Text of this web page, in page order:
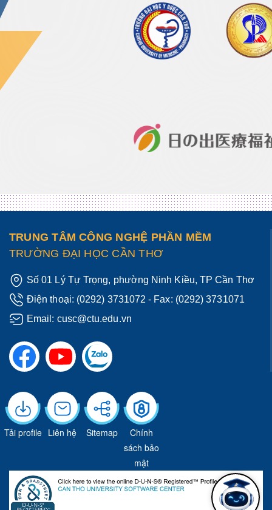
TRUNG TÂM CÔNG NGHỆ PHẦN MỀM
TRƯỜNG ĐẠI HỌC CẦN THƠ
Số 01 Lý Tự Trọng, phường Ninh Kiều, TP Cần Thơ
Điện thoại: (0292) 3731072 - Fax: (0292) 3731071
Email: cusc@ctu.edu.vn
Tải profile Liên hệ Sitemap
Chính
sách bảo
mật